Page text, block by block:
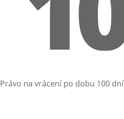
Právo na vrácení po dobu 100 dní